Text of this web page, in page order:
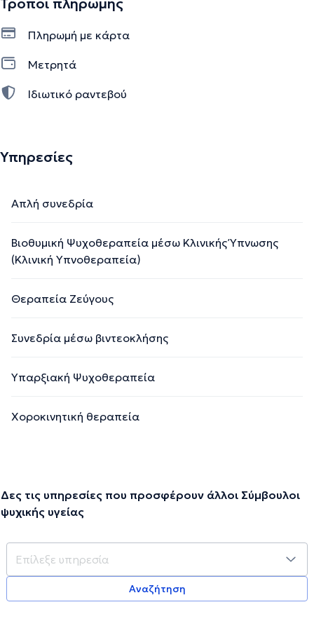
Επιστημών.
Την περιγραφή επιμελείται η ομάδα του doctoranytime βασισμένη σε
επαληθευμένες πληροφορίες.
Τρόποι πληρωμής
Πληρωμή με κάρτα
Μετρητά
Ιδιωτικό ραντεβού
Υπηρεσίες
Απλή συνεδρία
Βιοθυμική Ψυχοθεραπεία μέσω Κλινικής Ύπνωσης
(Κλινική Υπνοθεραπεία)
Θεραπεία Ζεύγους
Συνεδρία μέσω βιντεοκλήσης
Υπαρξιακή Ψυχοθεραπεία
Χοροκινητική θεραπεία
Δες τις υπηρεσίες που προσφέρουν άλλοι Σύμβουλοι
ψυχικής υγείας
Αναζήτηση